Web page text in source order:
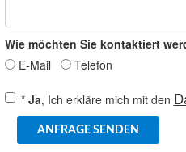
Wie möchten Sie kontaktiert
E-Mail
Telefon
* Ja, Ich erkläre mich mit den
ANFRAGE SENDEN